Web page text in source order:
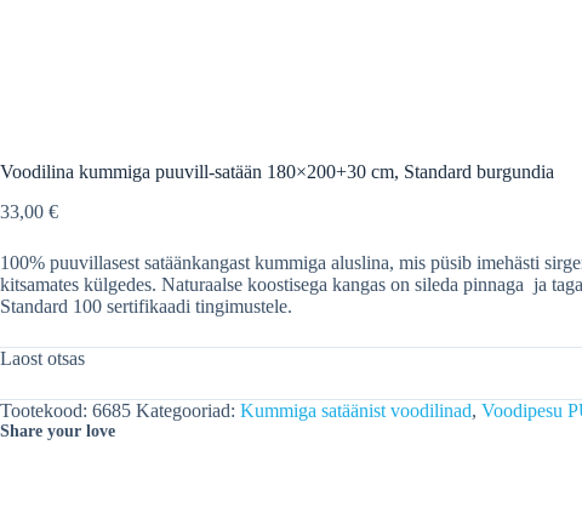
Voodilina kummiga puuvill-satään 180×200+30 cm, Standard burgundia
33,00 €
100% puuvillasest satäänkangast kummiga aluslina, mis püsib imehästi
kitsamates külgedes. Naturaalse koostisega kangas on sileda pinnaga ja
Standard 100 sertifikaadi tingimustele.
Laost otsas
Tootekood: 6685 Kategooriad: Kummiga satäänist voodilinad, Voodipesu
Share your love